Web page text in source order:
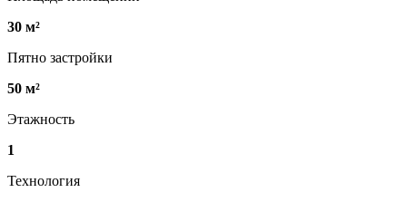
30 м²
Пятно застройки
50 м²
Этажность
1
Технология